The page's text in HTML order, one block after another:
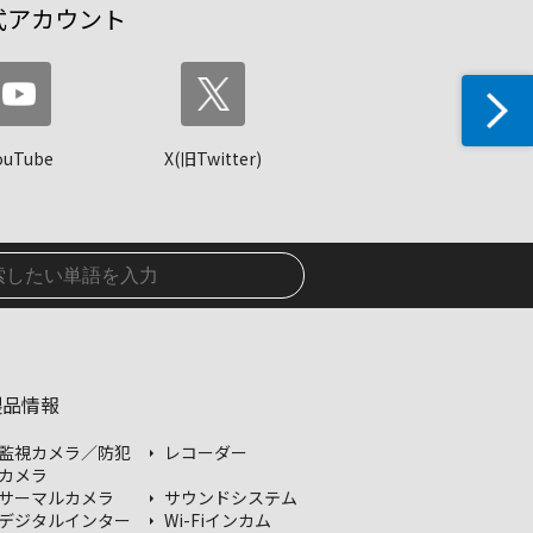
カウント
X(旧Twitter)
情報
視カメラ／防犯
メラ
レコーダー
ーマルカメラ
サウンドシステム
ジタルインター
Wi-Fiインカム